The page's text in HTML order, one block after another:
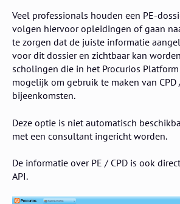
Veel professionals houden een PE-
volgen hiervoor opleidingen of gaan
te zorgen dat de juiste informatie
voor dit dossier en zichtbaar kan
scholingen die in het Procurios
mogelijk om gebruik te maken van CPD
bijeenkomsten.
Deze optie is niet automatisch
met een consultant ingericht worden.
De informatie over PE / CPD is ook
API.